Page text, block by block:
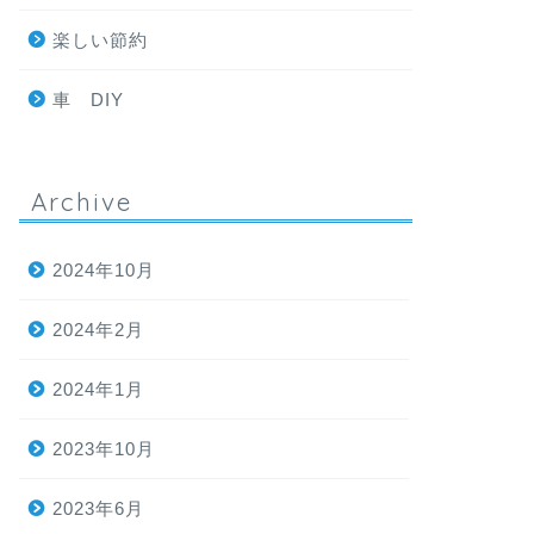
楽しい節約
車 DIY
Archive
2024年10月
2024年2月
2024年1月
2023年10月
2023年6月